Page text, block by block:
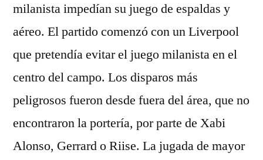
milanista impedían su juego de espaldas y
aéreo. El partido comenzó con un Liverpool
que pretendía evitar el juego milanista en el
centro del campo. Los disparos más
peligrosos fueron desde fuera del área, que no
encontraron la portería, por parte de Xabi
Alonso, Gerrard o Riise. La jugada de mayor